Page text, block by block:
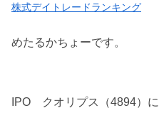
株式デイトレードランキング
めたるかちょーです。
IPO クオリプス（4894）に